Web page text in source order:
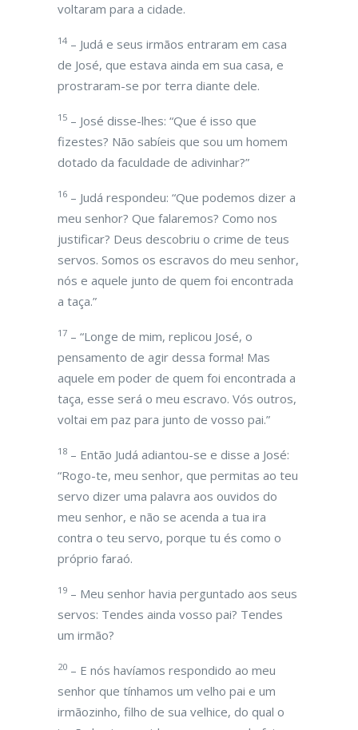
voltaram para a cidade.
14 – Judá e seus irmãos entraram em casa
de José, que estava ainda em sua casa, e
prostraram-se por terra diante dele.
15 – José disse-lhes: “Que é isso que
fizestes? Não sabíeis que sou um homem
dotado da faculdade de adivinhar?”
16 – Judá respondeu: “Que podemos dizer a
meu senhor? Que falaremos? Como nos
justificar? Deus descobriu o crime de teus
servos. Somos os escravos do meu senhor,
nós e aquele junto de quem foi encontrada
a taça.”
17 – “Longe de mim, replicou José, o
pensamento de agir dessa forma! Mas
aquele em poder de quem foi encontrada a
taça, esse será o meu escravo. Vós outros,
voltai em paz para junto de vosso pai.”
18 – Então Judá adiantou-se e disse a José:
“Rogo-te, meu senhor, que permitas ao teu
servo dizer uma palavra aos ouvidos do
meu senhor, e não se acenda a tua ira
contra o teu servo, porque tu és como o
próprio faraó.
19 – Meu senhor havia perguntado aos seus
servos: Tendes ainda vosso pai? Tendes
um irmão?
20 – E nós havíamos respondido ao meu
senhor que tínhamos um velho pai e um
irmãozinho, filho de sua velhice, do qual o